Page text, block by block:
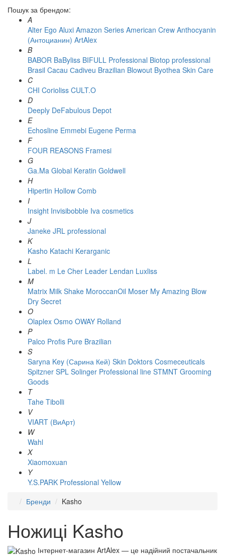
Пошук за брендом:
A
Alter Ego Aluxi Amazon Series American Crew Anthocyanin
(Антоцианин) ArtAlex
B
BABOR BaByliss BIFULL Professional Biotop professional
Brasil Cacau Сadiveu Brazilian Blowout Byothea Skin Care
C
CHI Corioliss CULT.O
D
Deeply DeFabulous Depot
E
Echosline Emmebi Eugene Perma
F
FOUR REASONS Framesi
G
Ga.Ma Global Keratin Goldwell
H
Hipertin Hollow Comb
I
Insight Invisibobble Iva cosmetics
J
Janeke JRL professional
K
Kasho Katachi Kerarganic
L
Label. m Le Cher Leader Lendan Luxliss
M
Matrix Milk Shake MoroccanOil Moser My Amazing Blow
Dry Secret
O
Olaplex Osmo OWAY Rolland
P
Palco Profis Pure Brazilian
S
Saryna Key (Сарина Кей) Skin Doktors Cosmeceuticals
Spitzner SPL Solinger Professional line STMNT Grooming
Goods
T
Tahe Tibolli
V
VIART (ВиАрт)
W
Wahl
X
Xiaomoxuan
Y
Y.S.PARK Professional Yellow
Бренди
Kasho
Ножиці Kasho
Інтернет-магазин ArtAlex — це надійний постачальник